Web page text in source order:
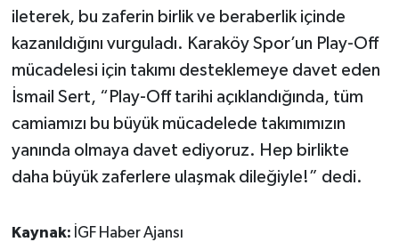
ileterek, bu zaferin birlik ve beraberlik içinde
kazanıldığını vurguladı. Karaköy Spor’un Play-Off
mücadelesi için takımı desteklemeye davet eden
İsmail Sert, “Play-Off tarihi açıklandığında, tüm
camiamızı bu büyük mücadelede takımımızın
yanında olmaya davet ediyoruz. Hep birlikte
daha büyük zaferlere ulaşmak dileğiyle!” dedi.
Kaynak: İGF Haber Ajansı